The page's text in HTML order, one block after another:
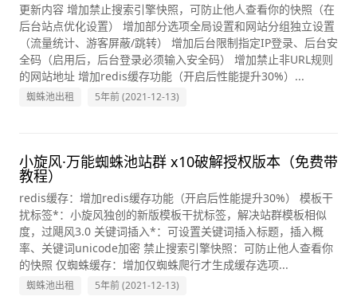
更新内容 增加禁止搜索引擎快照，可防止他人查看你的快照（在
后台站点优化设置） 增加部分选项全局设置和网站分组独立设置
（流量统计、游客屏蔽/跳转） 增加后台限制指定IP登录、后台安
全码（启用后，后台登录必须输入安全码） 增加禁止非URL规则
的网站地址 增加redis缓存功能（开启后性能提升30%）...
蜘蛛池出租 5年前 (2021-12-13)
小旋风·万能蜘蛛池站群 x10破解授权版本（免费带
教程）
redis缓存：增加redis缓存功能（开启后性能提升30%） 模板干
扰标签*：小旋风独创的新版模板干扰标签，解决站群模板相似
度，过飓风3.0 关键词插入*：可设置关键词插入标题，插入概
率、关键词unicode加密 禁止搜索引擎快照：可防止他人查看你
的快照 仅蜘蛛缓存：增加仅蜘蛛爬行才生成缓存选项...
蜘蛛池出租 5年前 (2021-12-13)